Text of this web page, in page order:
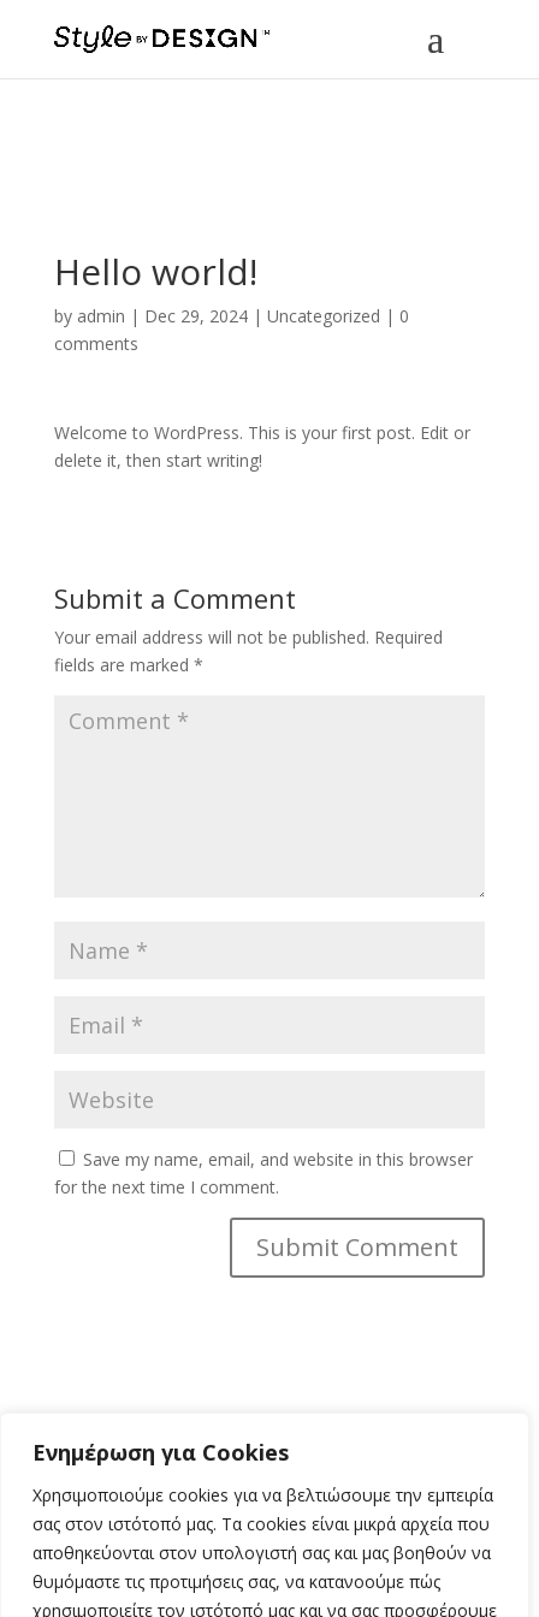
Ενημέρωση για Cookies
Χρησιμοποιούμε cookies για να βελτιώσουμε την εμπειρία
σας στον ιστότοπό μας. Τα cookies είναι μικρά αρχεία που
αποθηκεύονται στον υπολογιστή σας και μας βοηθούν να
θυμόμαστε τις προτιμήσεις σας, να κατανοούμε πώς
χρησιμοποιείτε τον ιστότοπό μας και να σας προσφέρουμε
Hello world!
by admin | Dec 29, 2024| Uncategorized | 0
comments
Welcome to WordPress. This is your first post. Edit or
delete it, then start writing!
Submit a Comment
Your email address will not be published. Required
fields are marked *
Save my name, email, and website in this browser
for the next time I comment.
Recent Posts
Hello world!